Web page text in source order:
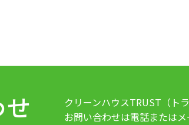
クリーンハウスTRUST（ト
お問い合わせは電話またはメ